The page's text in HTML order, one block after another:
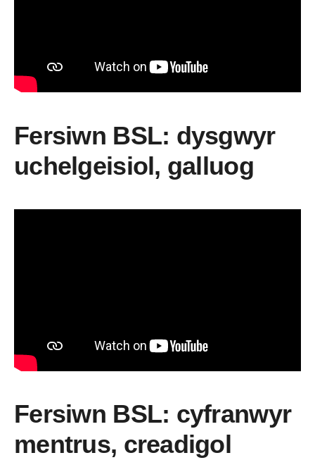
Fersiwn BSL: dysgwyr
uchelgeisiol, galluog
Fersiwn BSL: cyfranwyr
mentrus, creadigol